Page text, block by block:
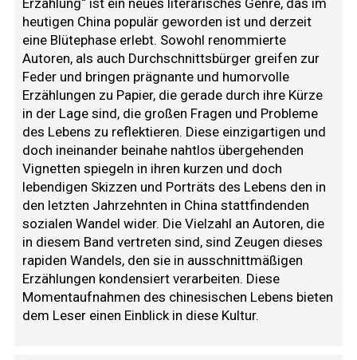
Erzählung“ ist ein neues literarisches Genre, das im
heutigen China populär geworden ist und derzeit
eine Blütephase erlebt. Sowohl renommierte
Autoren, als auch Durchschnittsbürger greifen zur
Feder und bringen prägnante und humorvolle
Erzählungen zu Papier, die gerade durch ihre Kürze
in der Lage sind, die großen Fragen und Probleme
des Lebens zu reflektieren. Diese einzigartigen und
doch ineinander beinahe nahtlos übergehenden
Vignetten spiegeln in ihren kurzen und doch
lebendigen Skizzen und Porträts des Lebens den in
den letzten Jahrzehnten in China stattfindenden
sozialen Wandel wider. Die Vielzahl an Autoren, die
in diesem Band vertreten sind, sind Zeugen dieses
rapiden Wandels, den sie in ausschnittmäßigen
Erzählungen kondensiert verarbeiten. Diese
Momentaufnahmen des chinesischen Lebens bieten
dem Leser einen Einblick in diese Kultur.